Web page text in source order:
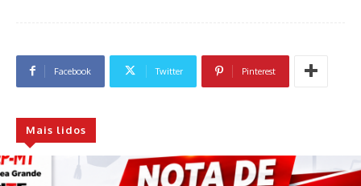
Facebook Twitter Pinterest
Mais lidos